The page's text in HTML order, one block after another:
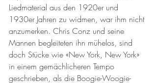
Liedmaterial aus den 1920er und
1930er Jahren zu widmen, war ihm nicht
anzumerken. Chris Conz und seine
Mannen begleiteten ihn mühelos, sind
doch Stücke wie «New York, New York»
in einem gemächlicheren Tempo
geschrieben, als die Boogie-Woogie-